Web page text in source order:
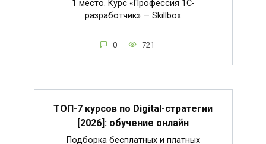
1 место. Курс «Профессия 1C-
разработчик» — Skillbox
0 721
ТОП-7 курсов по Digital-стратегии
[2026]: обучение онлайн
Подборка бесплатных и платных